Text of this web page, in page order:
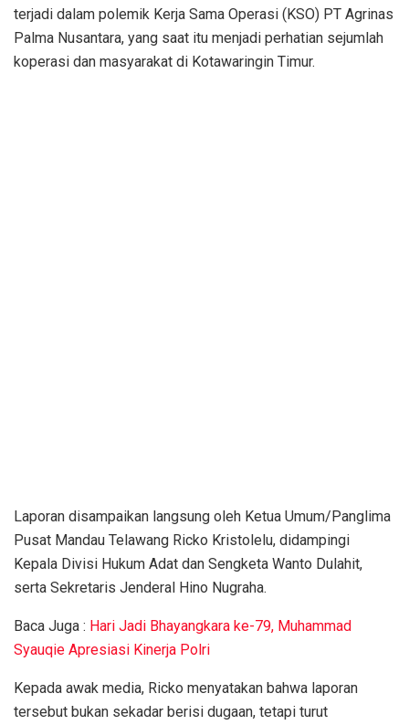
terjadi dalam polemik Kerja Sama Operasi (KSO) PT Agrinas
Palma Nusantara, yang saat itu menjadi perhatian sejumlah
koperasi dan masyarakat di Kotawaringin Timur.
Laporan disampaikan langsung oleh Ketua Umum/Panglima
Pusat Mandau Telawang Ricko Kristolelu, didampingi
Kepala Divisi Hukum Adat dan Sengketa Wanto Dulahit,
serta Sekretaris Jenderal Hino Nugraha.
Baca Juga : Hari Jadi Bhayangkara ke-79, Muhammad
Syauqie Apresiasi Kinerja Polri
Kepada awak media, Ricko menyatakan bahwa laporan
tersebut bukan sekadar berisi dugaan, tetapi turut